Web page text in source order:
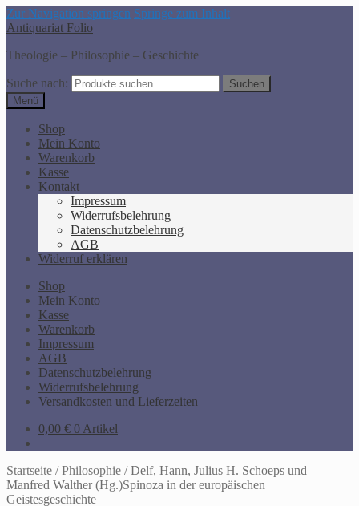
Zur Navigation springen Springe zum Inhalt
Antiquariat Folio
Theologie – Philosophie – Geschichte
Suche nach:
Suchen
Menü
Shop
Mein Konto
Warenkorb
Kasse
Kontakt
Impressum
Widerrufsbelehrung
Datenschutzbelehrung
AGB
Widerruf erklären
Shop
Mein Konto
Kasse
Warenkorb
Impressum
AGB
Datenschutzbelehrung
Widerrufsbelehrung
Versandkosten und Lieferzeiten
0,00 € 0 Artikel
Startseite /Philosophie /Delf, Hann, Julius H. Schoeps und
Manfred Walther (Hg.)Spinoza in der europäischen
Geistesgeschichte